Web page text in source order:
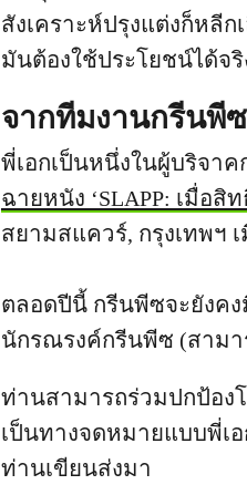
สังเคราะห์ปรุงแต่งก็หลี
มันต้องใช้ประโยชน์ได้จริ
จากทีมงานกรีนพีซ
พี่เอกเป็นหนึ่งในผู้บริจา
ฉายหนัง ‘SLAPP: เมื่อ
สยามสแควร์, กรุงเทพฯ
ตลอดปีนี้ กรีนพีซจะยังค
นักรณรงค์กรีนพีซ (สามา
ท่านสามารถร่วมปกป้อง
เป็นทางจดหมายแบบพี่เ
ท่านเขียนส่งมา